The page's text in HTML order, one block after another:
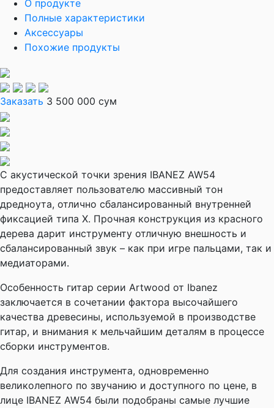
О продукте
Полные характеристики
Аксессуары
Похожие продукты
Заказать 3 500 000 сум
С акустической точки зрения IBANEZ AW54
предоставляет пользователю массивный тон
дредноута, отлично сбалансированный внутренней
фиксацией типа Х. Прочная конструкция из красного
дерева дарит инструменту отличную внешность и
сбалансированный звук – как при игре пальцами, так и
медиаторами.
Особенность гитар серии Artwood от Ibanez
заключается в сочетании фактора высочайшего
качества древесины, используемой в производстве
гитар, и внимания к мельчайшим деталям в процессе
сборки инструментов.
Для создания инструмента, одновременно
великолепного по звучанию и доступного по цене, в
лице IBANEZ AW54 были подобраны самые лучшие